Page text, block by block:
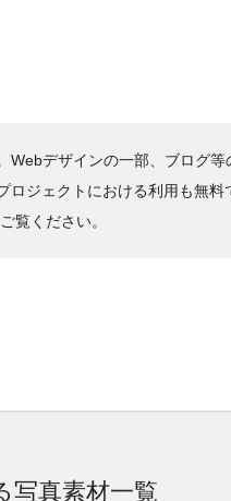
デザインの一部、ブログ
ジェクトにおける利用も無料
覧ください。
写真素材一覧